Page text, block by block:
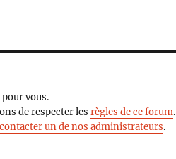
pour vous.
de respecter lesrègles de ce forum.
contacter un de nos administrateurs.